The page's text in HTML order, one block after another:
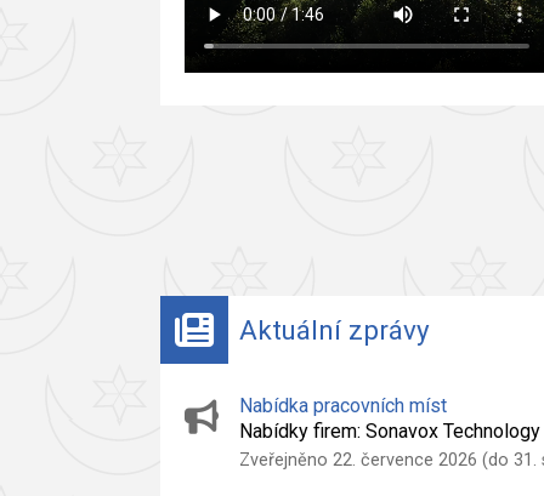
Aktuální zprávy
Nabídka pracovních míst
Nabídky firem: Sonavox
Zveřejněno 22. července 2026 (do 31.